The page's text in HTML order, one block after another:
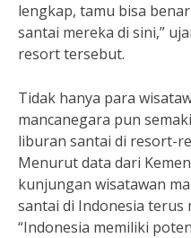
lengkap, tamu bisa
santai mereka di sini,”
resort tersebut.
Tidak hanya para
mancanegara pun
liburan santai di resort-
Menurut data dari
kunjungan wisatawan
santai di Indonesia terus
“Indonesia memiliki